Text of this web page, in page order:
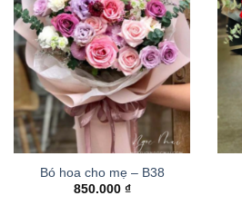
Bó hoa cho mẹ – B38
850.000 ₫